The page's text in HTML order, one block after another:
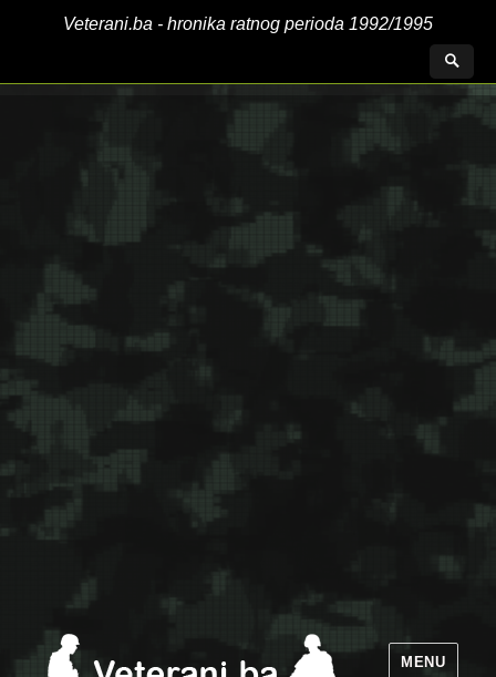
Veterani.ba - hronika ratnog perioda 1992/1995
MENU